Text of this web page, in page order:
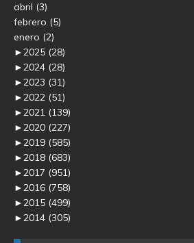
abril (3)
febrero (5)
enero (2)
►2025 (28)
►2024 (28)
►2023 (31)
►2022 (51)
►2021 (139)
►2020 (227)
►2019 (585)
►2018 (683)
►2017 (951)
►2016 (758)
►2015 (499)
►2014 (305)